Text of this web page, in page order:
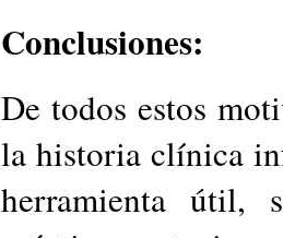
Conclusiones:
De todos estos
la historia clínica
herramienta útil,